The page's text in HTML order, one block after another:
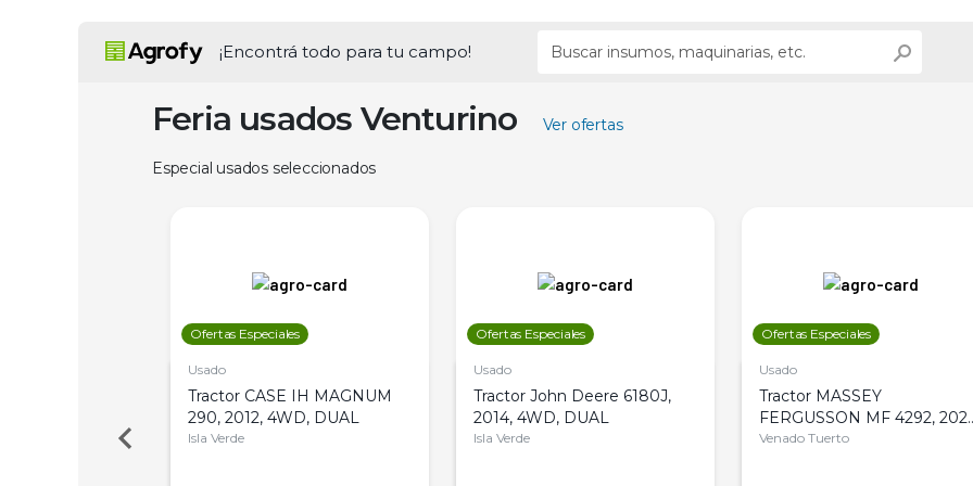
¡Encontrá todo para tu campo!
Feria usados Venturino Ver ofertas
Especial usados seleccionados
Ofertas Especiales
Usado
Tractor CASE IH MAGNUM
290, 2012, 4WD, DUAL
Isla Verde
Ofertas Especiales
Usado
Tractor John Deere 6180J,
2014, 4WD, DUAL
Isla Verde
Ofertas Especiales
Usado
Tractor MASSEY
FERGUSSON MF 4292,
4WD, PATON
Venado Tuerto